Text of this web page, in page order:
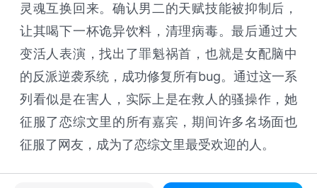
灵魂互换回来。确认男二的天赋技能被抑制后，
让其喝下一杯诡异饮料，清理病毒。最后通过大
变活人表演，找出了罪魁祸首，也就是女配脑中
的反派逆袭系统，成功修复所有bug。通过这一系
列看似是在害人，实际上是在救人的骚操作，她
征服了恋综文里的所有嘉宾，期间许多名场面也
征服了网友，成为了恋综文里最受欢迎的人。